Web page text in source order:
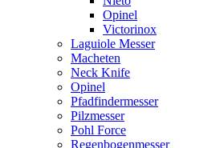
Opinel
Victorinox
Laguiole Messer
Macheten
Neck Knife
Opinel
Pfadfindermesser
Pilzmesser
Pohl Force
Regenbogenmesser